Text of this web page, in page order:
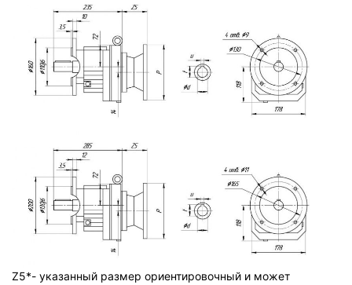
Z5*- указанный размер ориентировочный и может